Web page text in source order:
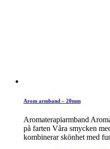
Arom armband – 20mm
Aromaterapiarmband
på farten Våra smycken
kombinerar skönhet med